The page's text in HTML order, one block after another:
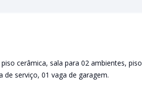
cerâmica, sala para 02 ambientes, piso
serviço, 01 vaga de garagem.